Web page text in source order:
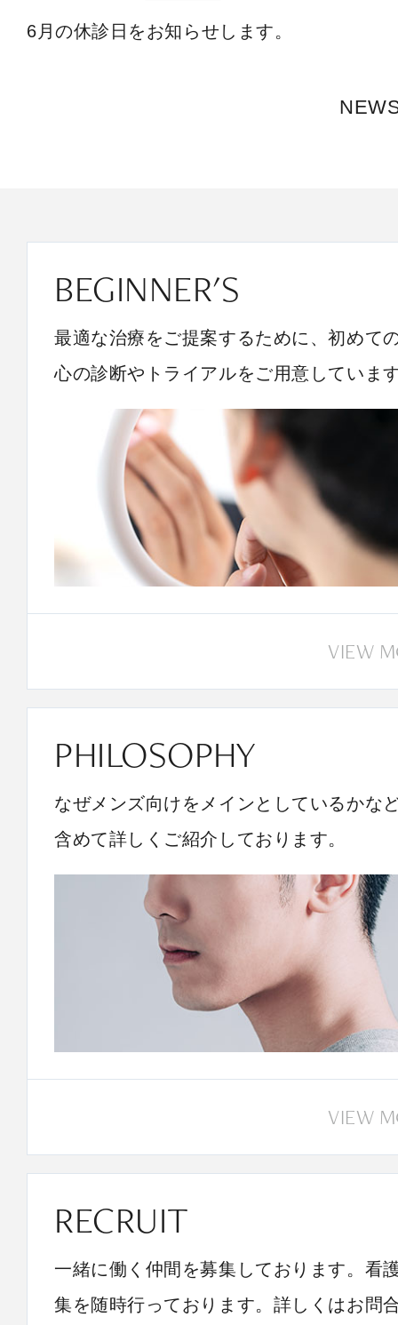
6月の休診日をお知らせします。
BEGINNER'S
最適な治療をご提案するために、初めて
心の診断やトライアルをご用意していま
VIEW
PHILOSOPHY
なぜメンズ向けをメインとしているかな
含めて詳しくご紹介しております。
VIEW
RECRUIT
一緒に働く仲間を募集しております。看
集を随時行っております。詳しくはお問